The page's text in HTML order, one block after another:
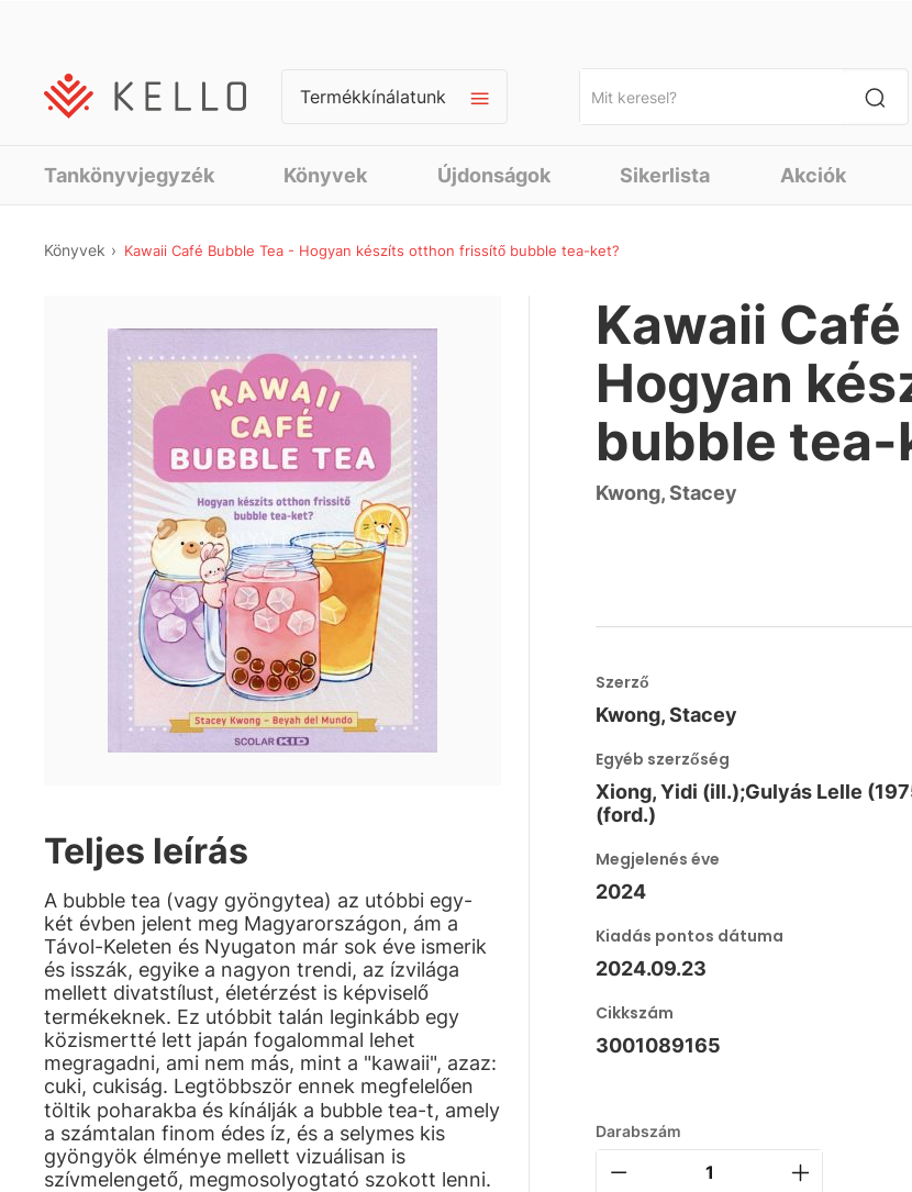
Termékkínálatunk
Tankönyvjegyzék Könyvek Újdonságok Sikerlista Akciók
Könyvek Kawaii Café Bubble Tea - Hogyan készíts otthon frissítő bubble tea-ket?
Teljes leírás
A bubble tea (vagy gyöngytea) az utóbbi egy-
két évben jelent meg Magyarországon, ám a
Távol-Keleten és Nyugaton már sok éve ismerik
és isszák, egyike a nagyon trendi, az ízvilága
mellett divatstílust, életérzést is képviselő
termékeknek. Ez utóbbit talán leginkább egy
közismertté lett japán fogalommal lehet
megragadni, ami nem más, mint a "kawaii", azaz:
cuki, cukiság. Legtöbbször ennek megfelelően
töltik poharakba és kínálják a bubble tea-t, amely
a számtalan finom édes íz, és a selymes kis
gyöngyök élménye mellett vizuálisan is
szívmelengető, megmosolyogtató szokott lenni.
Kawaii
Hogyan
bubble tea-
Kwong, Stacey
Szerző
Kwong, Stacey
Egyéb szerzőség
Xiong, Yidi (ill.);Gulyás Lelle
(ford.)
Megjelenés éve
2024
Kiadás pontos dátuma
2024.09.23
Cikkszám
3001089165
Darabszám